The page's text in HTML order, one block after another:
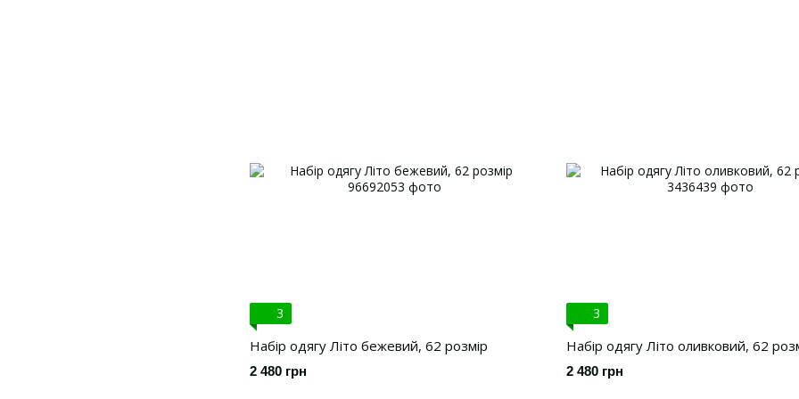
3
Набір одягу Літо бежевий, 62 розмір
2 480 грн
3
Набір одягу Літо оливковий, 62
2 480 грн